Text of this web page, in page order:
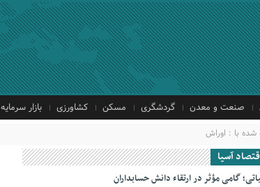
صنعت و معدن گردشگری مسکن کشاورزی بازار سرمایه
با : اوراش
آسیا
گامی مؤثر در ارتقاء دانش حسابداران